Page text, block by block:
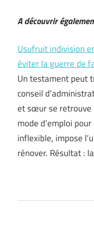
A découvrir
Usufruit indivision
éviter la guerre de
Un testament peut
conseil
et sœur se retrouve
mode d’emploi
inflexible, impose
rénover. Résultat :